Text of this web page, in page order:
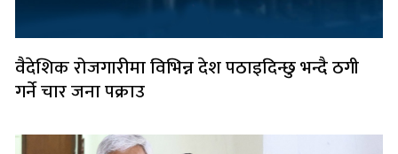
वैदेशिक रोजगारीमा विभिन्न देश पठाइदिन्छु भन्दै ठगी
गर्ने चार जना पक्राउ